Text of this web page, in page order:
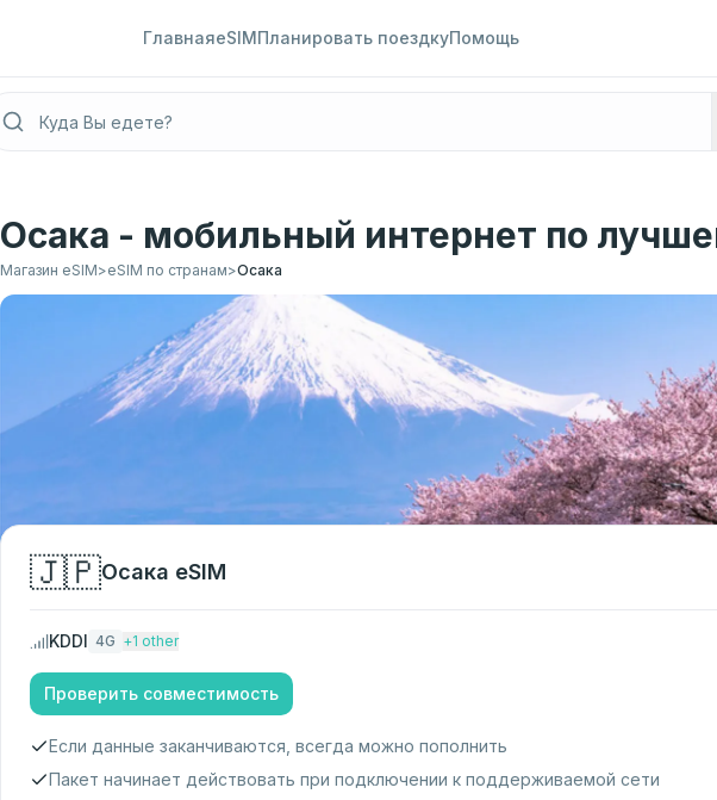
ГлавнаяeSIMПланировать поездкуПомощь
Осака - мобильный интернет по
Магазин eSIM>eSIM по странам>Осака
🇯🇵Осака eSIM
KDDI 4G +1 other
Проверить совместимость
Если данные заканчиваются, всегда можно пополнить
Пакет начинает действовать при подключении к поддерживаемой сети